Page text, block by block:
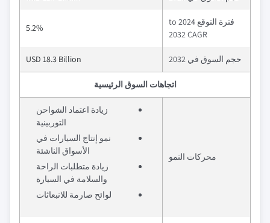
فترة التوقع 2024 to
2032 CAGR
5.2%
حجم السوق في 2032 USD 18.3 Billion
اتجاهات السوق الرئيسية
محركات النمو
زيادة اعتماد الشواحن
التوربينية
نمو إنتاج السيارات في
الأسواق الناشئة
زيادة متطلبات الراحة
والسلامة في السيارة
لوائح صارمة للانبعاثات